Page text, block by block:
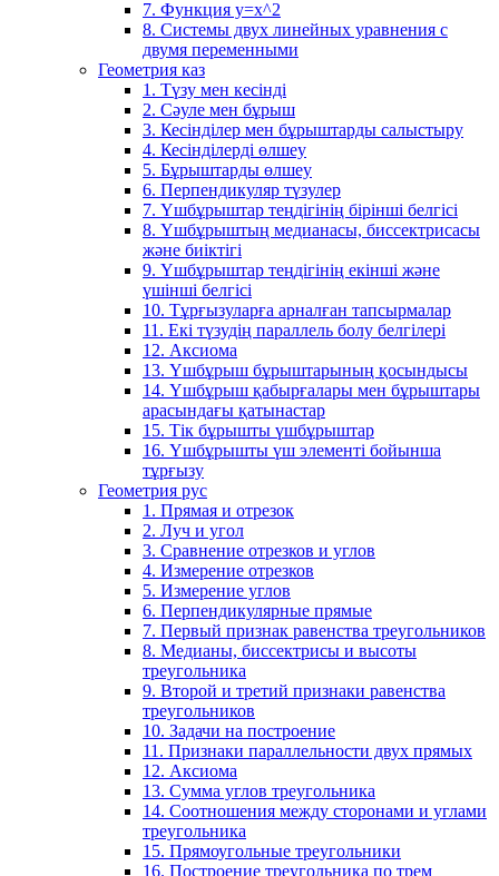
7. Функция y=x^2
8. Системы двух линейных уравнения с
двумя переменными
Геометрия каз
1. Түзу мен кесінді
2. Сәуле мен бұрыш
3. Кесінділер мен бұрыштарды салыстыру
4. Кесінділерді өлшеу
5. Бұрыштарды өлшеу
6. Перпендикуляр түзулер
7. Үшбұрыштар теңдігінің бірінші белгісі
8. Үшбұрыштың медианасы, биссектрисасы
және биіктігі
9. Үшбұрыштар теңдігінің екінші және
үшінші белгісі
10. Тұрғызуларға арналған тапсырмалар
11. Екі түзудің параллель болу белгілері
12. Аксиома
13. Үшбұрыш бұрыштарының қосындысы
14. Үшбұрыш қабырғалары мен бұрыштары
арасындағы қатынастар
15. Тік бұрышты үшбұрыштар
16. Үшбұрышты үш элементі бойынша
тұрғызу
Геометрия рус
1. Прямая и отрезок
2. Луч и угол
3. Сравнение отрезков и углов
4. Измерение отрезков
5. Измерение углов
6. Перпендикулярные прямые
7. Первый признак равенства треугольников
8. Медианы, биссектрисы и высоты
треугольника
9. Второй и третий признаки равенства
треугольников
10. Задачи на построение
11. Признаки параллельности двух прямых
12. Аксиома
13. Сумма углов треугольника
14. Соотношения между сторонами и углами
треугольника
15. Прямоугольные треугольники
16. Построение треугольника по трем